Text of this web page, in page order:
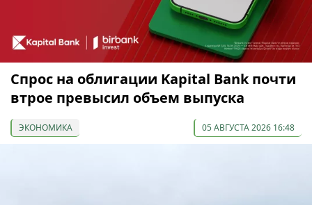
Спрос на облигации Kapital Bank почти
втрое превысил объем выпуска
ЭКОНОМИКА 05 АВГУСТА 2026 16:48